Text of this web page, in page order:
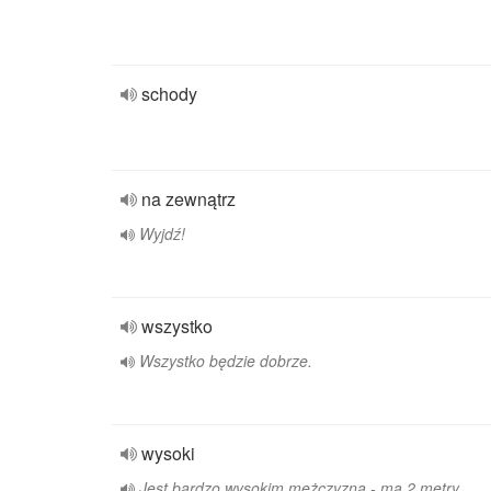
schody
na zewnątrz
Wyjdź!
wszystko
Wszystko będzie dobrze.
wysoki